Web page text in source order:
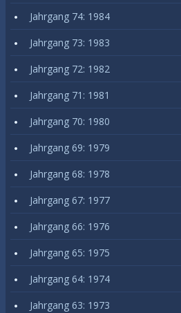
Jahrgang 74: 1984
Jahrgang 73: 1983
Jahrgang 72: 1982
Jahrgang 71: 1981
Jahrgang 70: 1980
Jahrgang 69: 1979
Jahrgang 68: 1978
Jahrgang 67: 1977
Jahrgang 66: 1976
Jahrgang 65: 1975
Jahrgang 64: 1974
Jahrgang 63: 1973